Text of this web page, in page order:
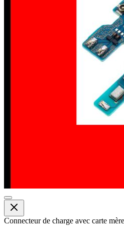
Connecteur de charge avec carte